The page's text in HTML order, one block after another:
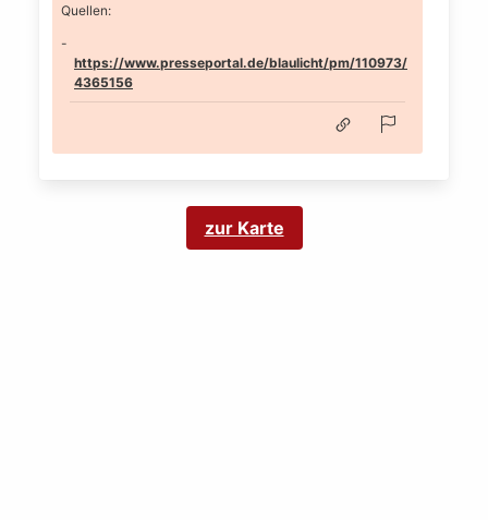
Quellen:
https://www.presseportal.de/blaulicht/pm/110973/
4365156
zur Karte